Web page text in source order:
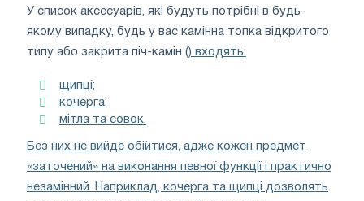
У список аксесуарів, які будуть потрібні в будь-
якому випадку, будь у вас камінна топка відкритого
типу або закрита піч-камін () входять:
щипці;
кочерга;
мітла та совок.
Без них не вийде обійтися, адже кожен предмет
«заточений» на виконання певної функції і практично
незамінний. Наприклад, кочерга та щипці дозволять